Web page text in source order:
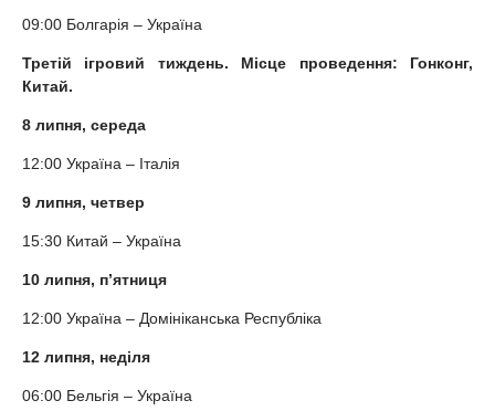
09:00 Болгарія – Україна
Третій ігровий тиждень. Місце проведення: Гонконг,
Китай.
8 липня, середа
12:00 Україна – Італія
9 липня, четвер
15:30 Китай – Україна
10 липня, п’ятниця
12:00 Україна – Домініканська Республіка
12 липня, неділя
06:00 Бельгія – Україна